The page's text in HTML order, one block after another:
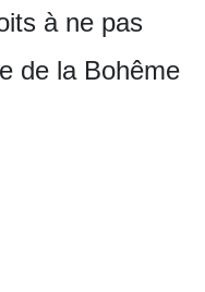
à ne pas
de la Bohême